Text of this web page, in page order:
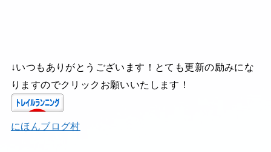
↓いつもありがとうございます！とても更新の励みにな
りますのでクリックお願いいたします！
にほんブログ村